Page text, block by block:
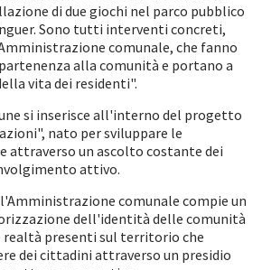
di due giochi nel parco pubblico
Sono tutti interventi concreti,
comunale, che fanno
alla comunità e portano a
vita dei residenti".
si inserisce all'interno del progetto
nato per sviluppare le
attraverso un ascolto costante dei
attivo.
comunale compie un
dell'identità delle comunità
realtà presenti sul territorio che
dei cittadini attraverso un presidio